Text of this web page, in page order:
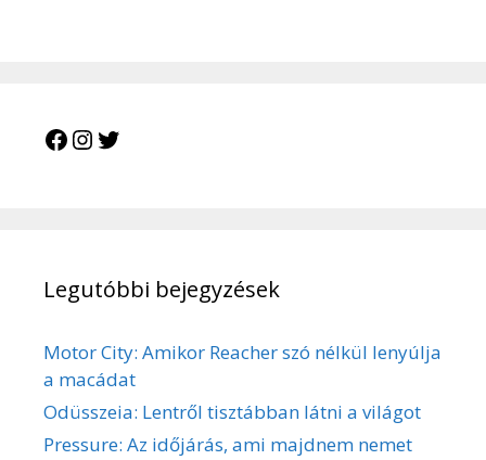
Facebook
Instagram
Legutóbbi bejegyzések
Motor City: Amikor Reacher szó nélkül lenyúlja
a macádat
Odüsszeia: Lentről tisztábban látni a világot
Pressure: Az időjárás, ami majdnem nemet